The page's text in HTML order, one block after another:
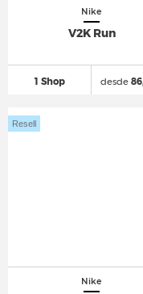
Nike
V2K Run
1 Shop desde
Nike
Resell